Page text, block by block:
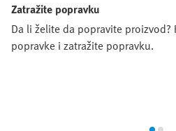
Zatražite popravku
Da li želite da popravite
popravke i zatražite popravku.